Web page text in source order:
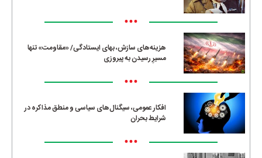
•••
هزینه‌های سازش، بهای ایستادگی/ «مقاومت» تنها
مسیرِ رسیدن به پیروزی
•••
افکار عمومی، سیگنال‌های سیاسی و منطق مذاکره در
شرایط بحران
•••